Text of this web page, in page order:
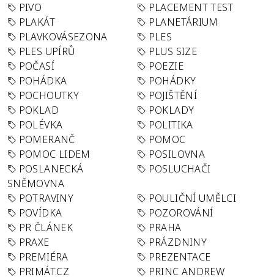
PIVO
PLACEMENT TEST
PLAKÁT
PLANETÁRIUM
PLAVKOVÁSEZONA
PLES
PLES UPÍRŮ
PLUS SIZE
POČASÍ
POEZIE
POHÁDKA
POHÁDKY
POCHOUTKY
POJIŠTĚNÍ
POKLAD
POKLADY
POLÉVKA
POLITIKA
POMERANČ
POMOC
POMOC LIDEM
POSILOVNA
POSLANECKÁ
SNĚMOVNA
POSLUCHAČI
POTRAVINY
POULIČNÍ UMĚLCI
POVÍDKA
POZOROVÁNÍ
PR ČLÁNEK
PRAHA
PRAXE
PRÁZDNINY
PREMIÉRA
PREZENTACE
PRIMÁT.CZ
PRINC ANDREW